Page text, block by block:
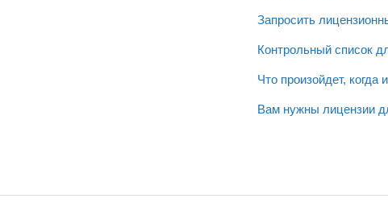
Запросить
Контрольный список
Что произойдет, когда
Вам нужны лицензии